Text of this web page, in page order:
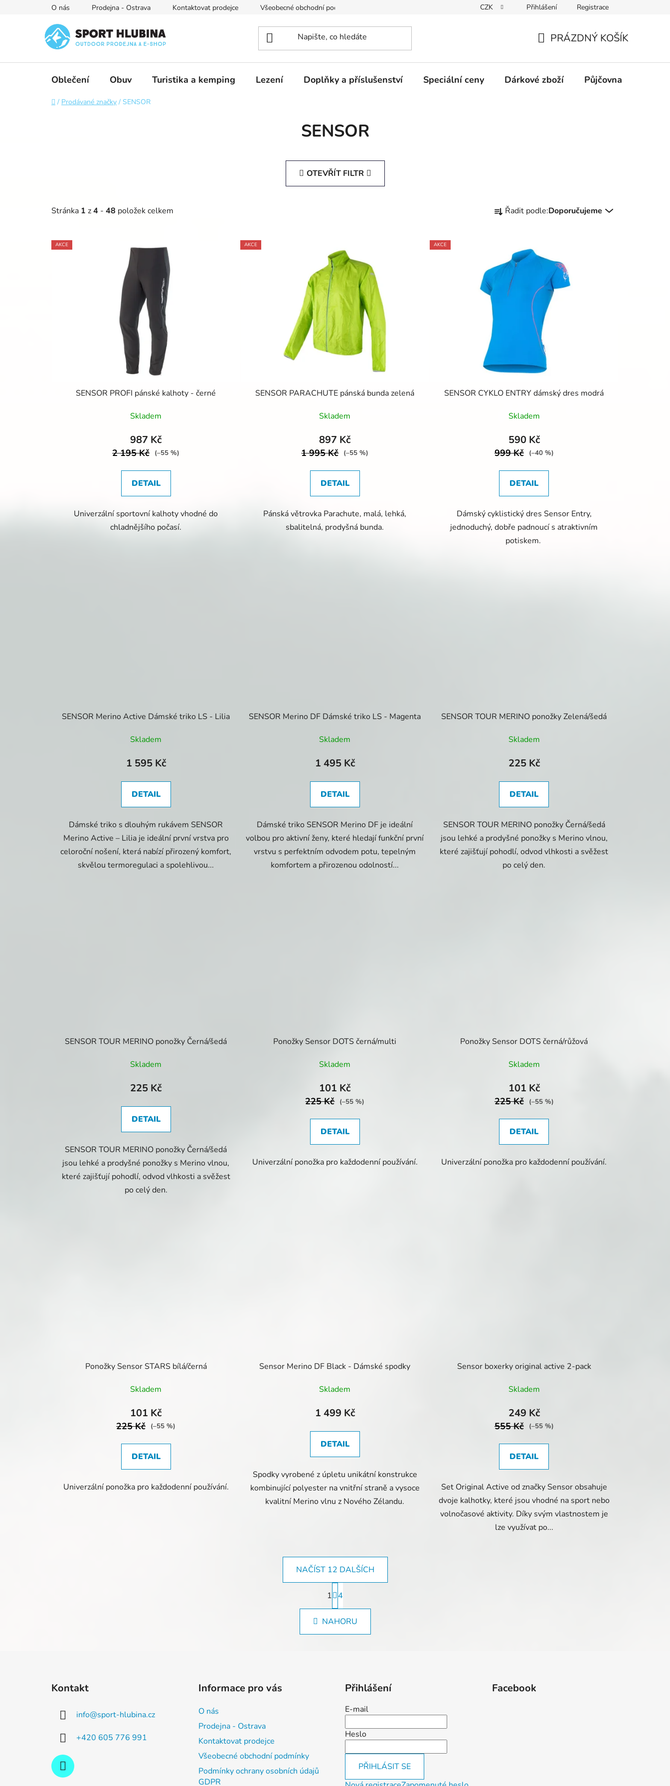
O nás Prodejna - Ostrava Kontaktovat prodejce Všeobecné obchodní podmínky Podmínky ochrany osobních údajů GDPR Formulář pro odstoupení od kupní smlouvy
CZK Přihlášení Registrace
KOŠÍK
PRÁZDNÝ KOŠÍK
Oblečení Obuv Turistika a kemping Lezení Doplňky a příslušenství Speciální ceny Dárkové zboží Půjčovna
Domů
/ Prodávané značky / SENSOR
SENSOR
OTEVŘÍT FILTR
Stránka 1 z4 - 48 položek celkem
a
í
ů
Řadit podle:Doporučujeme
V
ý
AKCE
SENSOR PROFI pánské kalhoty - černé
Skladem
987 Kč
2 195 Kč (–55 %)
DETAIL
Univerzální sportovní kalhoty vhodné do
chladnějšího počasí.
AKCE
SENSOR PARACHUTE pánská bunda zelená
Skladem
897 Kč
1 995 Kč (–55 %)
DETAIL
Pánská větrovka Parachute, malá, lehká,
sbalitelná, prodyšná bunda.
AKCE
SENSOR CYKLO ENTRY dámský dres modrá
Skladem
590 Kč
999 Kč (–40 %)
DETAIL
Dámský cyklistický dres Sensor Entry,
jednoduchý, dobře padnoucí s atraktivním
potiskem.
SENSOR Merino Active Dámské triko LS - Lilia
Skladem
1 595 Kč
DETAIL
Dámské triko s dlouhým rukávem SENSOR
Merino Active – Lilia je ideální první vrstva pro
celoroční nošení, která nabízí přirozený komfort,
skvělou termoregulaci a spolehlivou...
SENSOR Merino DF Dámské triko LS - Magenta
Skladem
1 495 Kč
DETAIL
Dámské triko SENSOR Merino DF je ideální
volbou pro aktivní ženy, které hledají funkční první
vrstvu s perfektním odvodem potu, tepelným
komfortem a přirozenou odolností...
SENSOR TOUR MERINO ponožky Zelená/šedá
Skladem
225 Kč
DETAIL
SENSOR TOUR MERINO ponožky Černá/šedá
jsou lehké a prodyšné ponožky s Merino vlnou,
které zajišťují pohodlí, odvod vlhkosti a svěžest
po celý den.
SENSOR TOUR MERINO ponožky Černá/šedá
Skladem
225 Kč
DETAIL
SENSOR TOUR MERINO ponožky Černá/šedá
jsou lehké a prodyšné ponožky s Merino vlnou,
které zajišťují pohodlí, odvod vlhkosti a svěžest
po celý den.
Ponožky Sensor DOTS černá/multi
Skladem
101 Kč
225 Kč (–55 %)
DETAIL
Univerzální ponožka pro každodenní používání.
Ponožky Sensor DOTS černá/růžová
Skladem
101 Kč
225 Kč (–55 %)
DETAIL
Univerzální ponožka pro každodenní používání.
Ponožky Sensor STARS bílá/černá
Skladem
101 Kč
225 Kč (–55 %)
DETAIL
Univerzální ponožka pro každodenní používání.
Sensor Merino DF Black - Dámské spodky
Skladem
1 499 Kč
DETAIL
Spodky vyrobené z úpletu unikátní konstrukce
kombinující polyester na vnitřní straně a vysoce
kvalitní Merino vlnu z Nového Zélandu.
Sensor boxerky original active 2-pack
Skladem
249 Kč
555 Kč (–55 %)
DETAIL
Set Original Active od značky Sensor obsahuje
dvoje kalhotky, které jsou vhodné na sport nebo
volnočasové aktivity. Díky svým vlastnostem je
lze využívat po...
O
v
l
á
NAČÍST 12 DALŠÍCH
S
t
r
n
k
1 4
NAHORU
Kontakt
info@sport-hlubina.cz
+420 605 776 991
Informace pro vás
O nás
Prodejna - Ostrava
Kontaktovat prodejce
Všeobecné obchodní podmínky
Podmínky ochrany osobních údajů
GDPR
Přihlášení
E-mail
Heslo
PŘIHLÁSIT SE
Facebook